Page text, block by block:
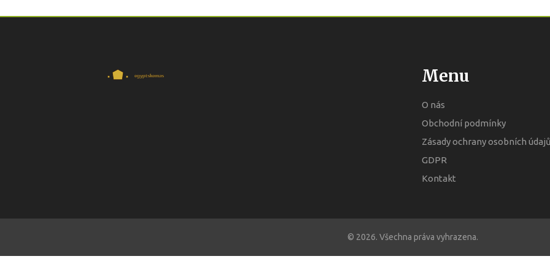
Menu
O nás
Obchodní podmínky
Zásady ochrany osobních
GDPR
Kontakt
© 2026. Všechna práva vyhrazena.